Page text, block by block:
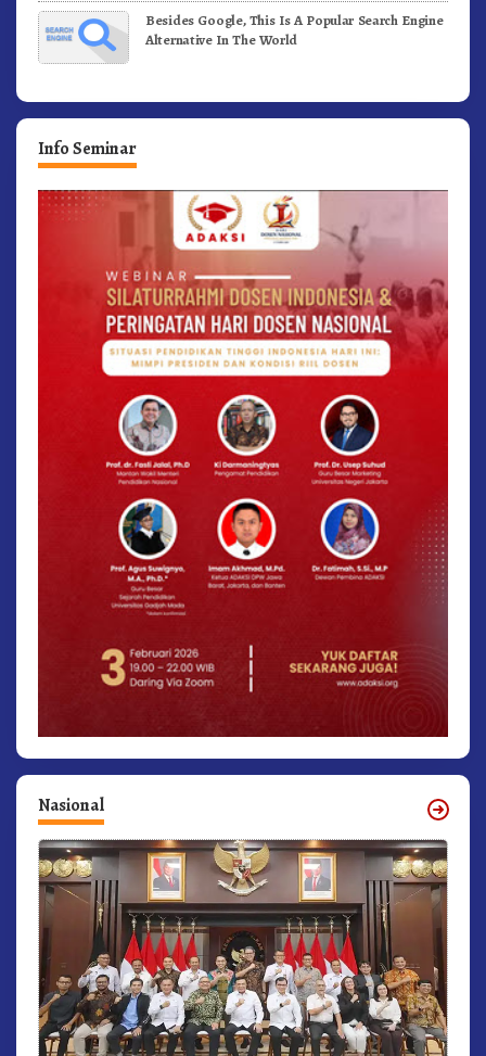
Besides Google, This Is A Popular Search Engine
Alternative In The World
Info Seminar
Nasional